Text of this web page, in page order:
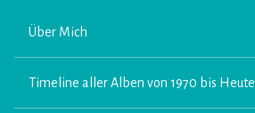
Über Mich
Timeline aller Alben von 1970 bis Heute